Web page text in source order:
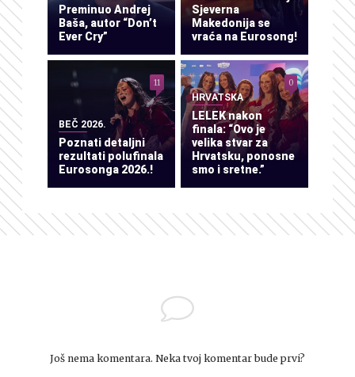
Preminuo Andrej
Baša, autor “Don’t
Ever Cry”
Sjeverna
Makedonija se
vraća na Eurosong!
BEČ 2026.
Poznati detaljni
rezultati polufinala
Eurosonga 2026.!
11
HRVATSKA
LELEK nakon
finala: “Ovo je
velika stvar za
Hrvatsku, ponosne
smo i sretne.”
0
Još nema komentara. Neka tvoj komentar bude prvi?